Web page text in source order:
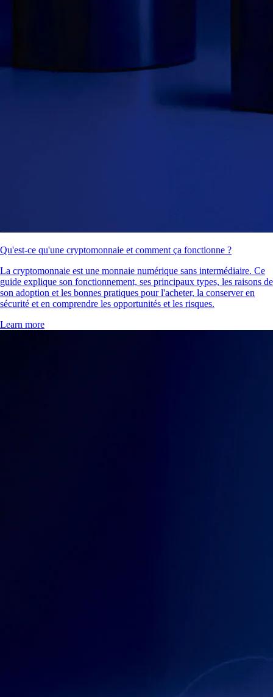
Qu'est-ce qu'une cryptomonnaie et comment ça fonctionne ?
La cryptomonnaie est une monnaie numérique sans intermédiaire. Ce
guide explique son fonctionnement, ses principaux types, les raisons de
son adoption et les bonnes pratiques pour l'acheter, la conserver en
sécurité et en comprendre les opportunités et les risques.
Learn more